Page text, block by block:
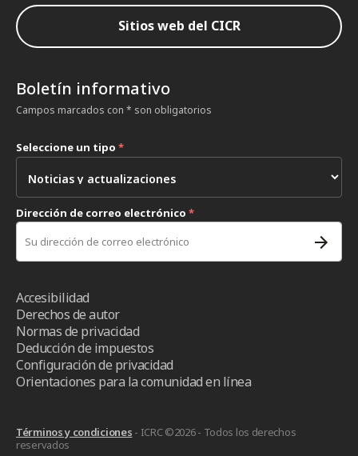
Sitios web del CICR
Boletín informativo
Campos marcados con * son obligatorios
Seleccione un tipo *
Dirección de correo electrónico *
Accesibilidad
Derechos de autor
Normas de privacidad
Deducción de impuestos
Configuración de privacidad
Orientaciones para la comunidad en línea
Términos y condiciones - ICRC ©2026 - Todos los derechos
reservados